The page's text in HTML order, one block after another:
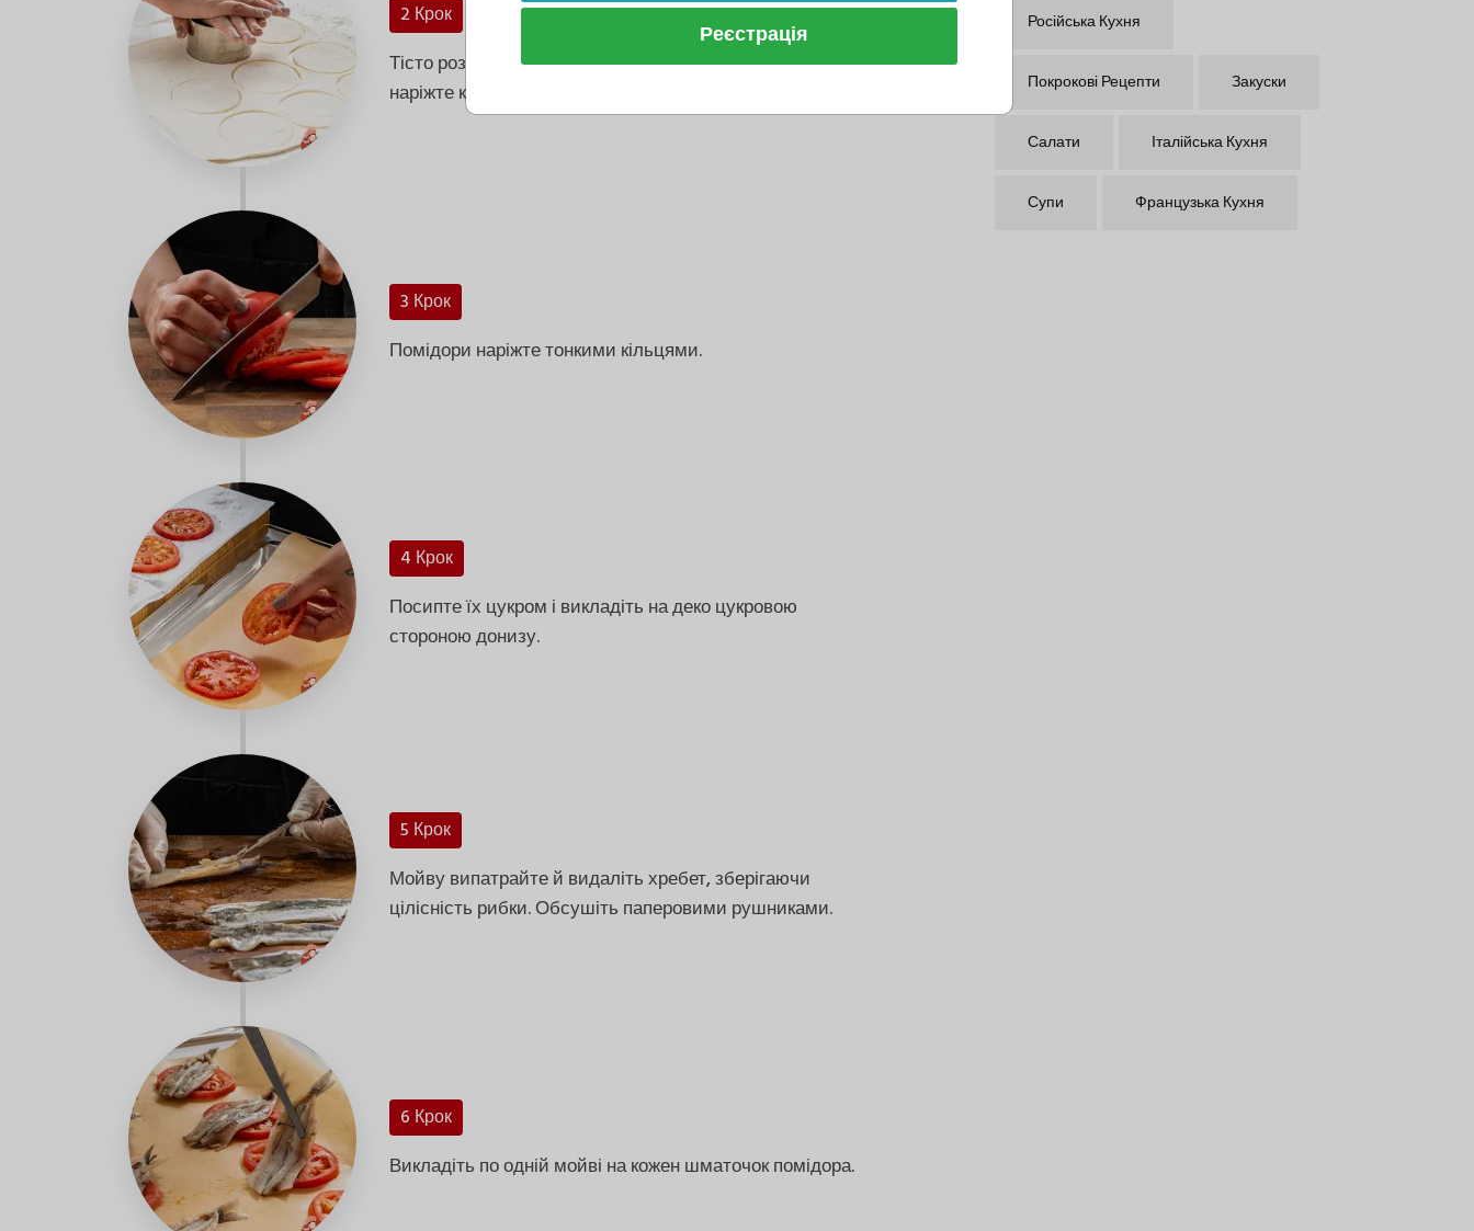
2 Крок
Тісто розкачайте на присипаній борошном поверхні та
наріжте кружечками.
3 Крок
Помідори наріжте тонкими кільцями.
4 Крок
Посипте їх цукром і викладіть на деко цукровою
стороною донизу.
5 Крок
Мойву випатрайте й видаліть хребет, зберігаючи
цілісність рибки. Обсушіть паперовими рушниками.
6 Крок
Викладіть по одній мойві на кожен шматочок помідора.
Російська Кухня
Покрокові Рецепти Закуски
Салати Італійська Кухня
Супи Французька Кухня
Реєстрація